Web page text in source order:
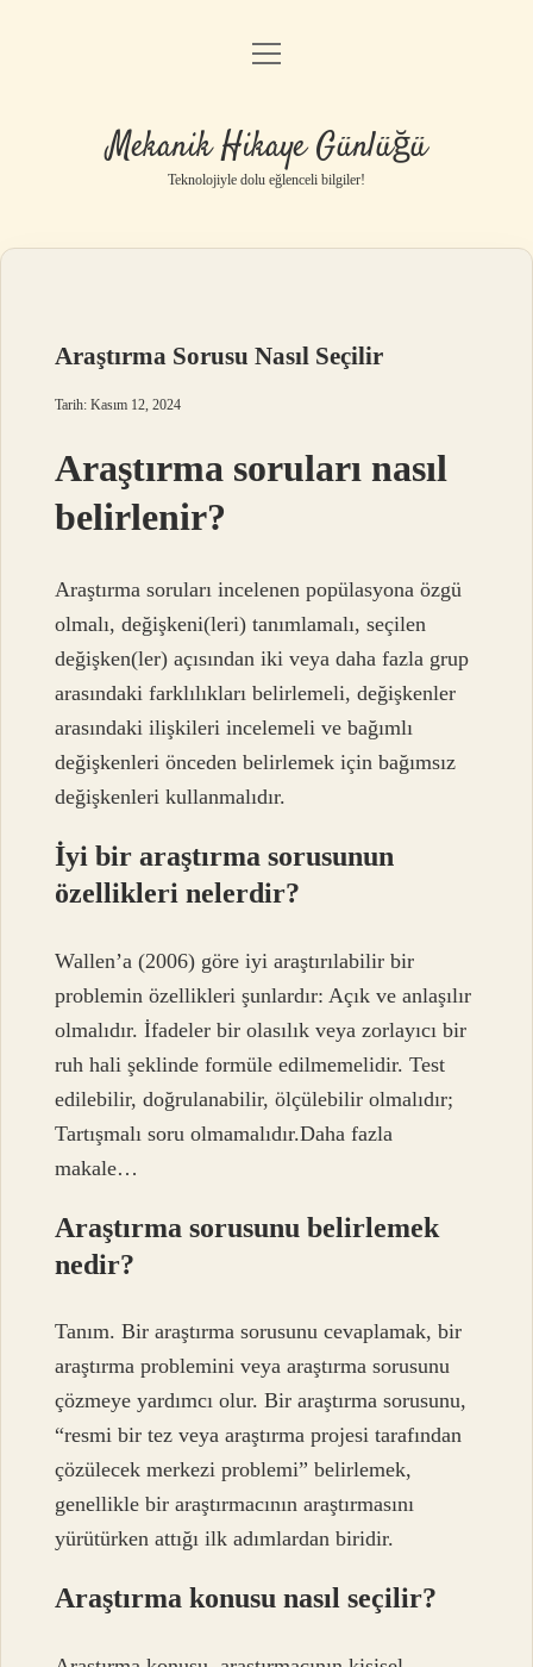
Anasayfa
Yasal Uyarı
menüyü
Mekanik Hikaye Günlüğü
Teknolojiyle dolu eğlenceli bilgiler!
Araştırma Sorusu Nasıl Seçilir
Tarih: Kasım 12, 2024
Araştırma soruları nasıl
belirlenir?
Araştırma soruları incelenen popülasyona özgü
olmalı, değişkeni(leri) tanımlamalı, seçilen
değişken(ler) açısından iki veya daha fazla grup
arasındaki farklılıkları belirlemeli, değişkenler
arasındaki ilişkileri incelemeli ve bağımlı
değişkenleri önceden belirlemek için bağımsız
değişkenleri kullanmalıdır.
İyi bir araştırma sorusunun
özellikleri nelerdir?
Wallen’a (2006) göre iyi araştırılabilir bir
problemin özellikleri şunlardır: Açık ve anlaşılır
olmalıdır. İfadeler bir olasılık veya zorlayıcı bir
ruh hali şeklinde formüle edilmemelidir. Test
edilebilir, doğrulanabilir, ölçülebilir olmalıdır;
Tartışmalı soru olmamalıdır.Daha fazla
makale…
Araştırma sorusunu belirlemek
nedir?
Tanım. Bir araştırma sorusunu cevaplamak, bir
araştırma problemini veya araştırma sorusunu
çözmeye yardımcı olur. Bir araştırma sorusunu,
“resmi bir tez veya araştırma projesi tarafından
çözülecek merkezi problemi” belirlemek,
genellikle bir araştırmacının araştırmasını
yürütürken attığı ilk adımlardan biridir.
Araştırma konusu nasıl seçilir?